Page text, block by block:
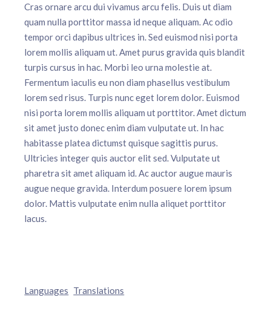
Cras ornare arcu dui vivamus arcu felis. Duis ut diam
quam nulla porttitor massa id neque aliquam. Ac odio
tempor orci dapibus ultrices in. Sed euismod nisi porta
lorem mollis aliquam ut. Amet purus gravida quis blandit
turpis cursus in hac. Morbi leo urna molestie at.
Fermentum iaculis eu non diam phasellus vestibulum
lorem sed risus. Turpis nunc eget lorem dolor. Euismod
nisi porta lorem mollis aliquam ut porttitor. Amet dictum
sit amet justo donec enim diam vulputate ut. In hac
habitasse platea dictumst quisque sagittis purus.
Ultricies integer quis auctor elit sed. Vulputate ut
pharetra sit amet aliquam id. Ac auctor augue mauris
augue neque gravida. Interdum posuere lorem ipsum
dolor. Mattis vulputate enim nulla aliquet porttitor
lacus.
Languages Translations